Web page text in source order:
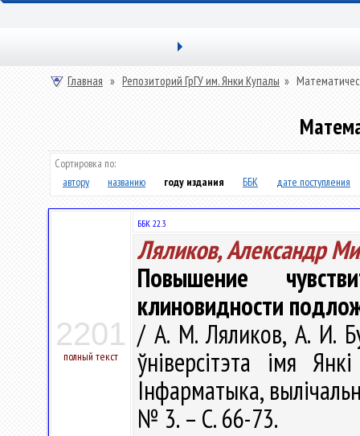
Главная » Репозиторий ГрГУ им. Янки Купалы »
Сортировка по:
автору
названию году издания ББК дате поступления
2201
полный текст
ББК 22.3
Ляликов, Александр
Повышение
клиновидности
/ А. М. Ляликов, А. И.
ўніверсітэта імя
Інфарматыка,
№ 3. – С. 66-73.